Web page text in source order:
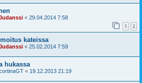
« 29.04.2014 7:58
1 2
kateissa
« 25.02.2014 7:59
hukassa
« 19.12.2013 21:19